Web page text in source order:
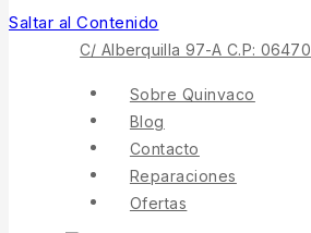
Saltar al Contenido
C/ Alberquilla 97-A C.P:
Sobre Quinvaco
Blog
Contacto
Reparaciones
Ofertas